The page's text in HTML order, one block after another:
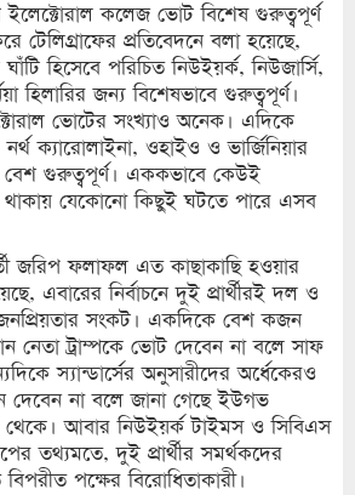
কলেজ ভোট বিশেষ গুরুত্বপূর্ণ
টেলিগ্রাফের প্রতিবেদনে বলা হয়েছে,
হিসেবে পরিচিত নিউইয়র্ক, নিউজার্সি,
হিলারির জন্য বিশেষভাবে গুরুত্বপূর্ণ।
ভোটের সংখ্যাও অনেক। এদিকে
ক্যারোলাইনা, ওহাইও ও ভার্জিনিয়ার
গুরুত্বপূর্ণ। এককভাবে কেউই
থাকায় যেকোনো কিছুই ঘটতে পারে এসব
জরিপ ফলাফল এত কাছাকাছি হওয়ার
এবারের নির্বাচনে দুই প্রার্থীরই দল ও
সংকট। একদিকে বেশ কজন
নেতা ট্রাম্পকে ভোট দেবেন না বলে সাফ
স্যান্ডার্সের অনুসারীদের অর্ধেকেরও
দেবেন না বলে জানা গেছে ইউগভ
আবার নিউইয়র্ক টাইমস ও সিবিএস
তথ্যমতে, দুই প্রার্থীর সমর্থকদের
পক্ষের বিরোধিতাকারী।